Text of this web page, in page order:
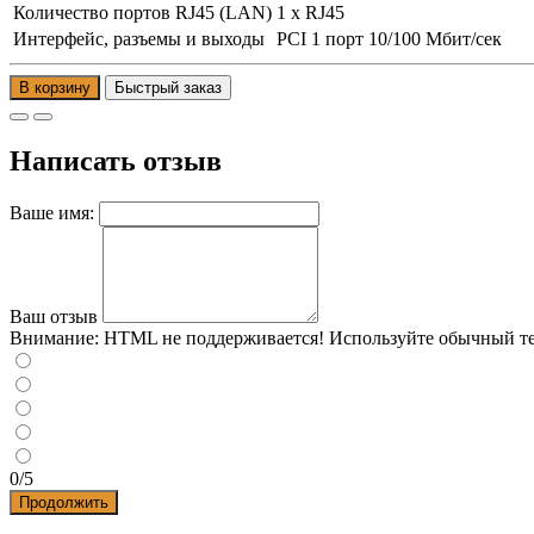
Количество портов RJ45 (LAN) 1 x RJ45
Интерфейс, разъемы и выходы PCI 1 порт 10/100 Мбит/сек
В корзину
Написать отзыв
Ваше имя:
Ваш отзыв
Внимание: HTML не поддерживается! Используйте обычный
0/5
Продолжить